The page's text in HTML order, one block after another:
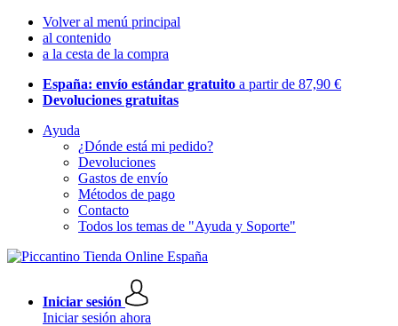
Volver al menú principal
al contenido
a la cesta de la compra
España: envío estándar gratuito a partir de 87,90 €
Devoluciones gratuitas
Ayuda
¿Dónde está mi pedido?
Devoluciones
Gastos de envío
Métodos de pago
Contacto
Todos los temas de "Ayuda y Soporte"
Iniciar sesión
Iniciar sesión ahora